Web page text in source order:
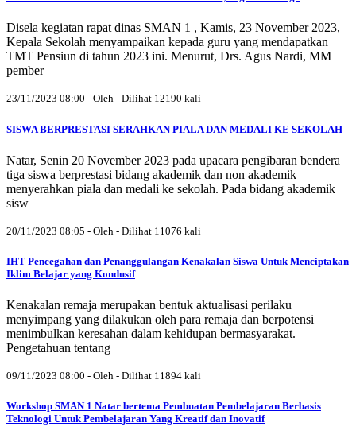
Disela kegiatan rapat dinas SMAN 1 , Kamis, 23 November 2023,
Kepala Sekolah menyampaikan kepada guru yang mendapatkan
TMT Pensiun di tahun 2023 ini. Menurut, Drs. Agus Nardi, MM
pember
23/11/2023 08:00 - Oleh - Dilihat 12190 kali
SISWA BERPRESTASI SERAHKAN PIALA DAN MEDALI KE SEKOLAH
Natar, Senin 20 November 2023 pada upacara pengibaran bendera
tiga siswa berprestasi bidang akademik dan non akademik
menyerahkan piala dan medali ke sekolah. Pada bidang akademik
sisw
20/11/2023 08:05 - Oleh - Dilihat 11076 kali
IHT Pencegahan dan Penanggulangan Kenakalan Siswa Untuk Menciptakan
Iklim Belajar yang Kondusif
Kenakalan remaja merupakan bentuk aktualisasi perilaku
menyimpang yang dilakukan oleh para remaja dan berpotensi
menimbulkan keresahan dalam kehidupan bermasyarakat.
Pengetahuan tentang
09/11/2023 08:00 - Oleh - Dilihat 11894 kali
Workshop SMAN 1 Natar bertema Pembuatan Pembelajaran Berbasis
Teknologi Untuk Pembelajaran Yang Kreatif dan Inovatif